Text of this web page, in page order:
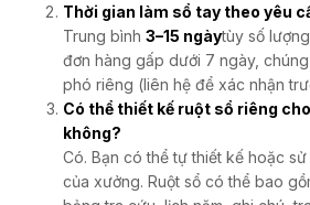
Thời gian làm sổ tay theo yêu
Trung bình 3–15 ngàytùy số
đơn hàng gấp dưới 7 ngày,
phó riêng (liên hệ để xác nhận
Có thể thiết kế ruột sổ riêng
không?
Có. Bạn có thể tự thiết kế hoặc
của xưởng. Ruột sổ có thể bao